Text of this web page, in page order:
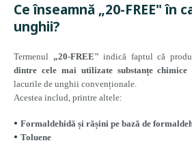
Ce înseamnă „20-FREE" în
unghii?
Termenul „20-FREE" indică faptul că
dintre cele mai utilizate substanțe chimice
lacurile de unghii convenționale.
Acestea includ, printre altele:
Formaldehidă și rășini pe bază de
Toluene